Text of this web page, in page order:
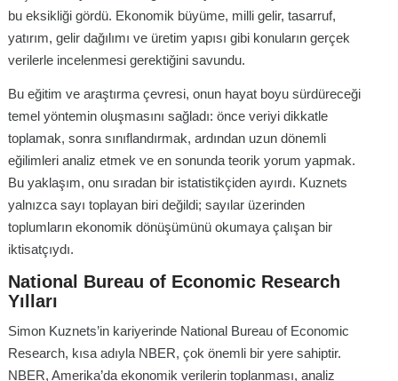
bu eksikliği gördü. Ekonomik büyüme, milli gelir, tasarruf,
yatırım, gelir dağılımı ve üretim yapısı gibi konuların gerçek
verilerle incelenmesi gerektiğini savundu.
Bu eğitim ve araştırma çevresi, onun hayat boyu sürdüreceği
temel yöntemin oluşmasını sağladı: önce veriyi dikkatle
toplamak, sonra sınıflandırmak, ardından uzun dönemli
eğilimleri analiz etmek ve en sonunda teorik yorum yapmak.
Bu yaklaşım, onu sıradan bir istatistikçiden ayırdı. Kuznets
yalnızca sayı toplayan biri değildi; sayılar üzerinden
toplumların ekonomik dönüşümünü okumaya çalışan bir
iktisatçıydı.
National Bureau of Economic Research
Yılları
Simon Kuznets’in kariyerinde National Bureau of Economic
Research, kısa adıyla NBER, çok önemli bir yere sahiptir.
NBER, Amerika’da ekonomik verilerin toplanması, analiz